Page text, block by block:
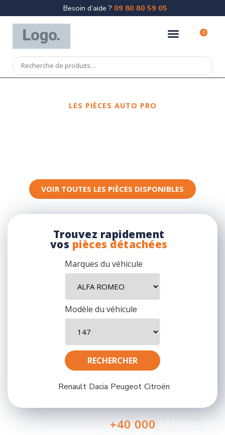
Besoin d’aide ? 09 80 80 59 05
0
LES PIÈCES AUTO PRO
VOIR TOUTES LES PIÈCES DISPONIBLES
Trouvez rapidement
vos pièces détachées
Marques du véhicule
Modèle du véhicule
Renault Dacia Peugeot Citroën
+40 000 références